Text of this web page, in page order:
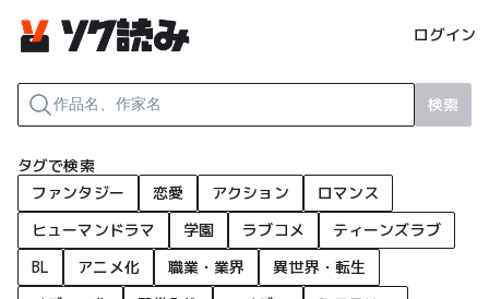
ログイン
検索
タグで検索
ファンタジー
恋愛 アクション
ロマンス
ヒューマンドラマ
学園 ラブコメ
ティーンズラブ
BL
アニメ化 職業・業界
異世界・転生